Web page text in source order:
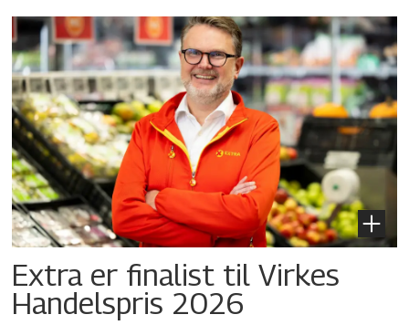
Extra er finalist til Virkes
Handelspris 2026